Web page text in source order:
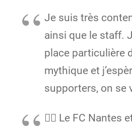
Je suis très
ainsi que le staff.
place particulière
mythique et
supporters, on se
✍🏼 Le FC